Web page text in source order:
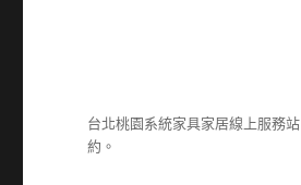
台北桃園系統家具家居線上服務站
約。